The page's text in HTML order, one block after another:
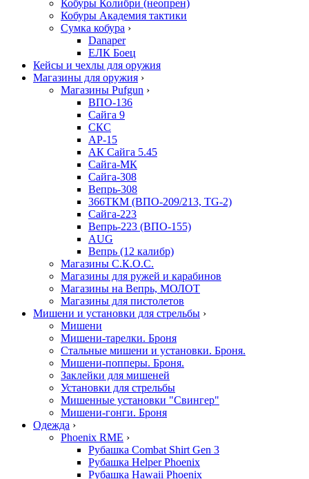
Кобуры Колибри (неопрен)
Кобуры Академия тактики
Сумка кобура ›
Danaper
ЕЛК Боец
Кейсы и чехлы для оружия
Магазины для оружия ›
Магазины Pufgun ›
ВПО-136
Сайга 9
СКС
АР-15
АК Сайга 5.45
Сайга-МК
Сайга-308
Вепрь-308
366ТКМ (ВПО-209/213, TG-2)
Сайга-223
Вепрь-223 (ВПО-155)
AUG
Вепрь (12 калибр)
Магазины С.К.О.С.
Магазины для ружей и карабинов
Магазины на Вепрь, МОЛОТ
Магазины для пистолетов
Мишени и установки для стрельбы ›
Мишени
Мишени-тарелки. Броня
Стальные мишени и установки. Броня.
Мишени-попперы. Броня.
Заклейки для мишеней
Установки для стрельбы
Мишенные установки "Свингер"
Мишени-гонги. Броня
Одежда ›
Phoenix RME ›
Рубашка Combat Shirt Gen 3
Рубашка Helper Phoenix
Рубашка Hawaii Phoenix